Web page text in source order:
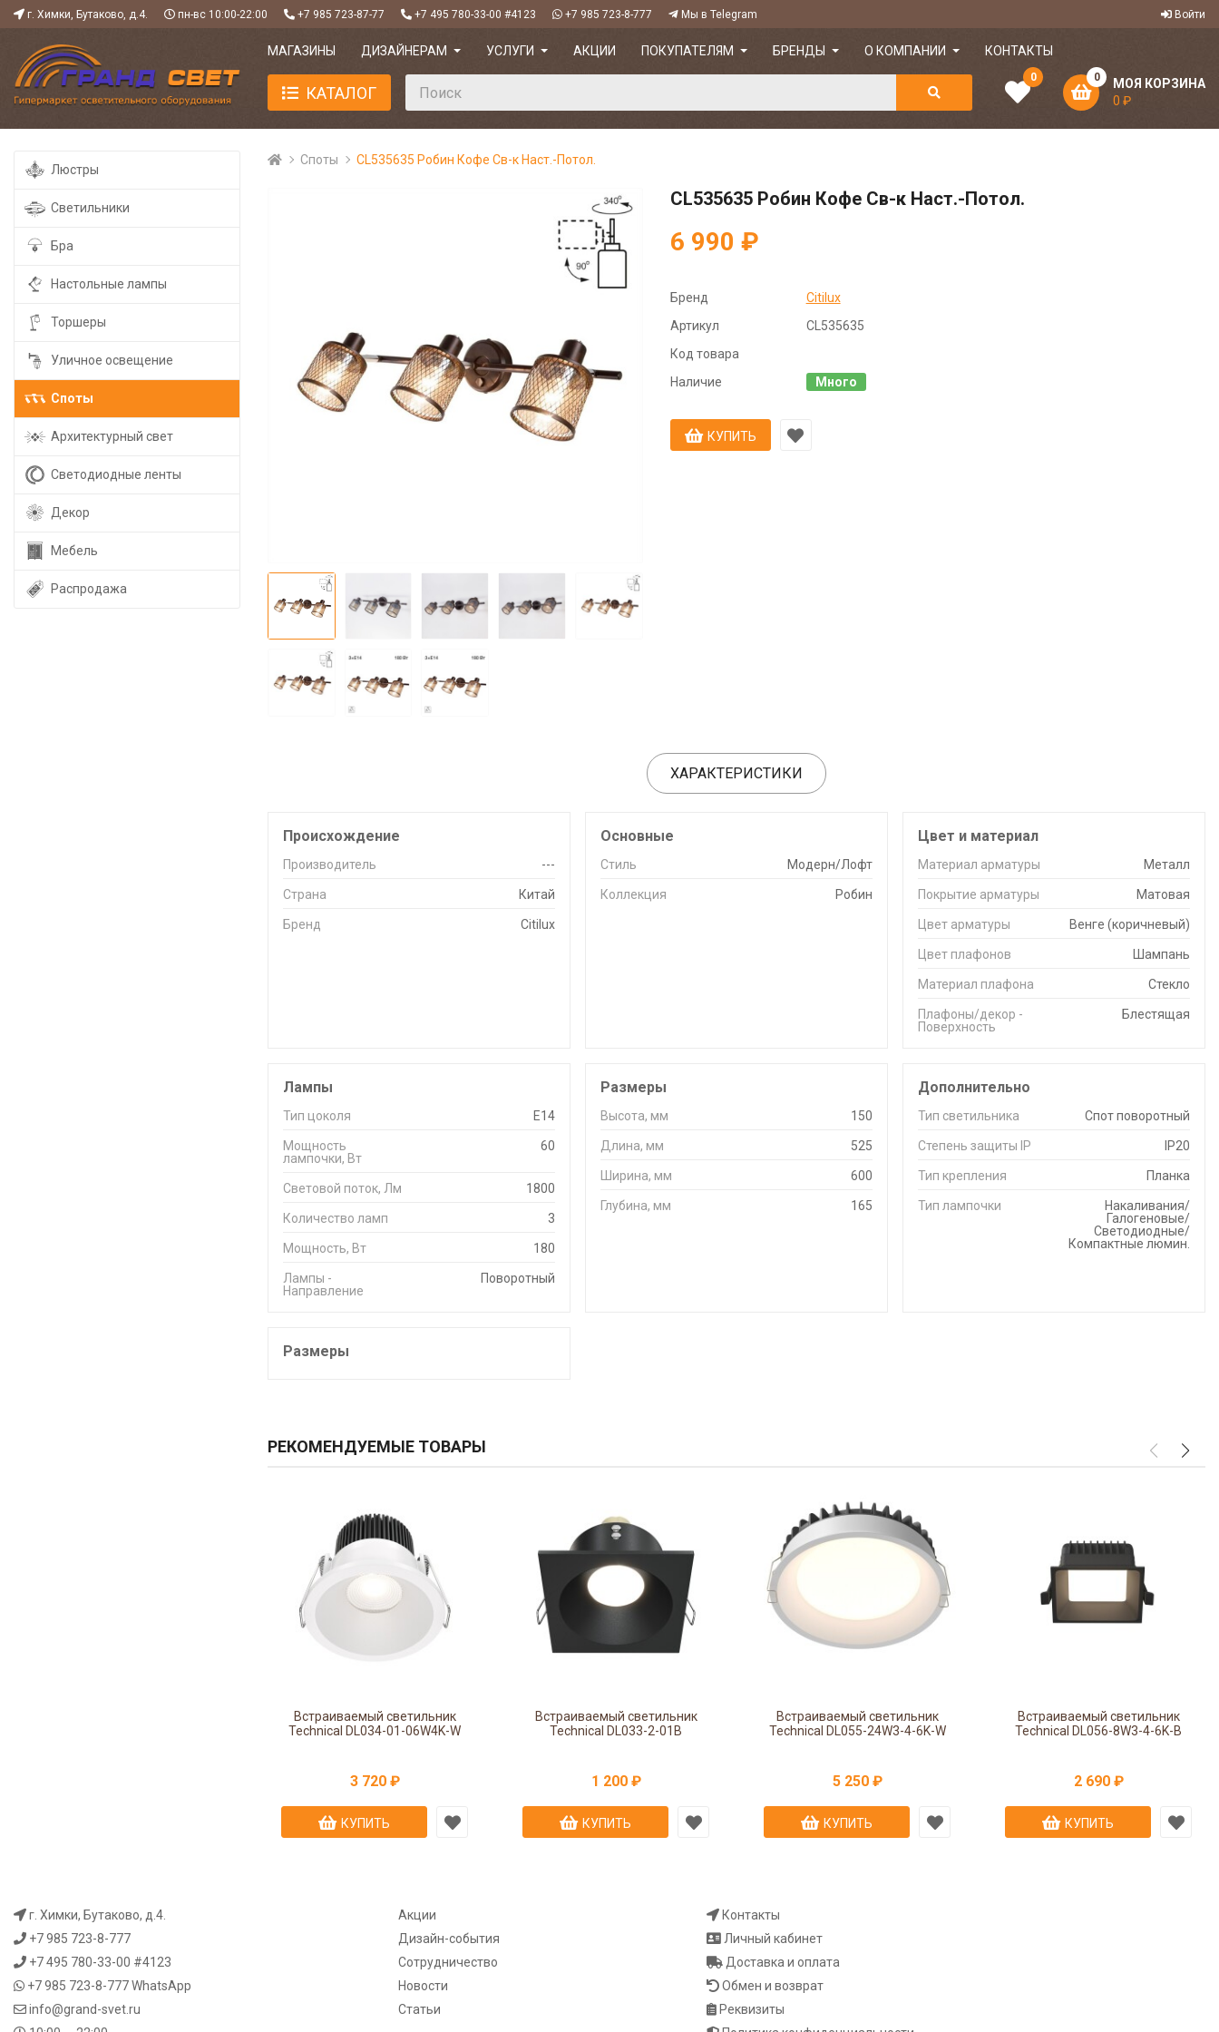
г. Химки, Бутаково, д.4. пн-вс 10:00-22:00 +7 985 723-87-77 +7 495 780-33-00 #4123 +7 985 723-8-777 Мы в Telegram Войти
МАГАЗИНЫ ДИЗАЙНЕРАМ УСЛУГИ АКЦИИ ПОКУПАТЕЛЯМ БРЕНДЫ О КОМПАНИИ КОНТАКТЫ
КАТАЛОГ
0 0
МОЯ КОРЗИНА
0 ₽
Споты CL535635 Робин Кофе Св-к Наст.-Потол.
CL535635 Робин Кофе Св-к Наст.-Потол.
6 990 ₽
Бренд
Citilux
Артикул
CL535635
Код товара
Наличие
Много
КУПИТЬ
ХАРАКТЕРИСТИКИ
Происхождение
Производитель ---
Страна Китай
Бренд Citilux
Основные
Стиль Модерн/Лофт
Коллекция Робин
Цвет и материал
Материал арматуры Металл
Покрытие арматуры Матовая
Цвет арматуры Венге (коричневый)
Цвет плафонов Шампань
Материал плафона Стекло
Плафоны/декор -
Поверхность
Блестящая
Лампы
Тип цоколя E14
Мощность
лампочки, Вт
60
Световой поток, Лм 1800
Количество ламп 3
Мощность, Вт 180
Лампы -
Направление
Поворотный
Размеры
Высота, мм 150
Длина, мм 525
Ширина, мм 600
Глубина, мм 165
Дополнительно
Тип светильника Спот поворотный
Степень защиты IP IP20
Тип крепления Планка
Тип лампочки
Накаливания/
Галогеновые/
Светодиодные/
Компактные люмин.
Размеры
РЕКОМЕНДУЕМЫЕ ТОВАРЫ
Встраиваемый светильник
Technical DL034-01-06W4K-W
3 720 ₽
КУПИТЬ
Встраиваемый светильник
Technical DL033-2-01B
1 200 ₽
КУПИТЬ
Встраиваемый светильник
Technical DL055-24W3-4-6K-W
5 250 ₽
КУПИТЬ
Встраиваемый светильник
Technical DL056-8W3-4-6K-B
2 690 ₽
КУПИТЬ
Люстры
Светильники
Бра
Настольные лампы
Торшеры
Уличное освещение
Споты
Архитектурный свет
Светодиодные ленты
Декор
Мебель
Распродажа
г. Химки, Бутаково, д.4.
+7 985 723-8-777
+7 495 780-33-00 #4123
+7 985 723-8-777WhatsApp
info@grand-svet.ru
Акции
Дизайн-события
Сотрудничество
Новости
Статьи
Контакты
Личный кабинет
Доставка и оплата
Обмен и возврат
Реквизиты